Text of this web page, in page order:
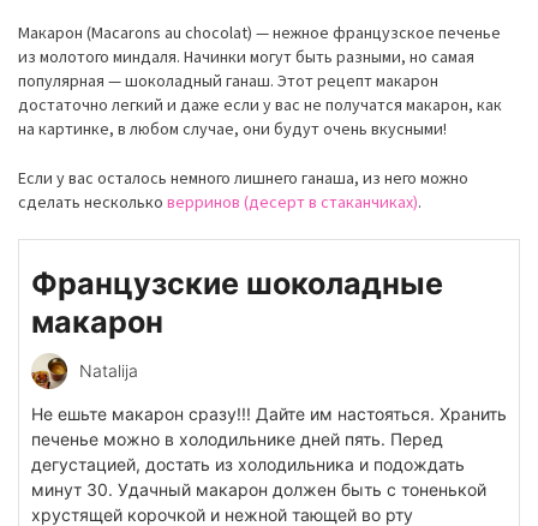
Макарон (Macarons au chocolat) — нежное французское печенье
из молотого миндаля. Начинки могут быть разными, но самая
популярная — шоколадный ганаш. Этот рецепт макарон
достаточно легкий и даже если у вас не получатся макарон, как
на картинке, в любом случае, они будут очень вкусными!
Если у вас осталось немного лишнего ганаша, из него можно
сделать несколько верринов (десерт в стаканчиках).
Французские шоколадные
макарон
Natalija
Не ешьте макарон сразу!!! Дайте им настояться. Хранить
печенье можно в холодильнике дней пять. Перед
дегустацией, достать из холодильника и подождать
минут 30. Удачный макарон должен быть с тоненькой
хрустящей корочкой и нежной тающей во рту